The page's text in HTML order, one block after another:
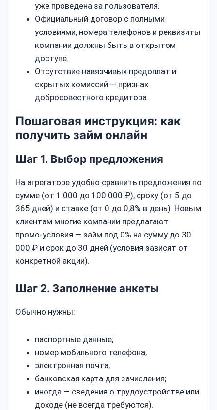
уже проведена за пользователя.
Официальный договор с полными
условиями, номера телефонов и реквизиты
компании должны быть в открытом
доступе.
Отсутствие навязчивых предоплат и
скрытых комиссий — признак
добросовестного кредитора.
Пошаговая инструкция: как
получить займ онлайн
Шаг 1. Выбор предложения
На агрегаторе удобно сравнить предложения по
сумме (от 1 000 до 100 000 ₽), сроку (от 5 до
365 дней) и ставке (от 0 до 0,8% в день). Новым
клиентам многие компании предлагают
промо‑условия — займ под 0% на сумму до 30
000 ₽ и срок до 30 дней (условия зависят от
конкретной акции).
Шаг 2. Заполнение анкеты
Обычно нужны:
паспортные данные;
номер мобильного телефона;
электронная почта;
банковская карта для зачисления;
иногда — сведения о трудоустройстве или
доходе (не всегда требуются).